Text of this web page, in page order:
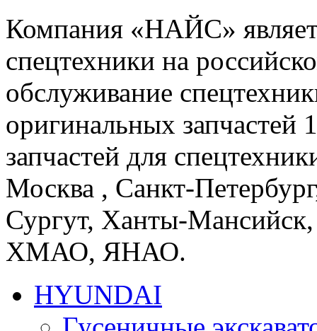
Компания «НАЙС»
спецтехники на
обслуживание
оригинальных
запчастей для
Москва , Санкт-
Сургут, Ханты-
ХМАО, ЯНАО.
HYUNDAI